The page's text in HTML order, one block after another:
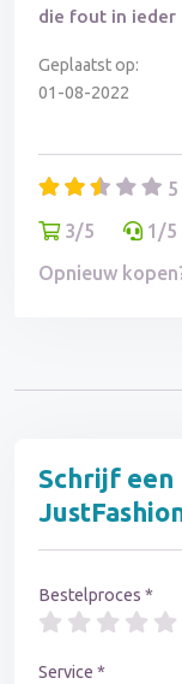
die fout in ieder
Geplaatst op:
01-08-2022
3/5
1/5
Opnieuw
Schrijf
Bestelproces *
Service *